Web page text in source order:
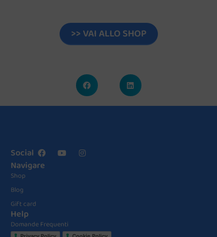
>> VAI ALLO SHOP
Navigare
Shop
Blog
Gift card
Help
Domande Frequenti
Social